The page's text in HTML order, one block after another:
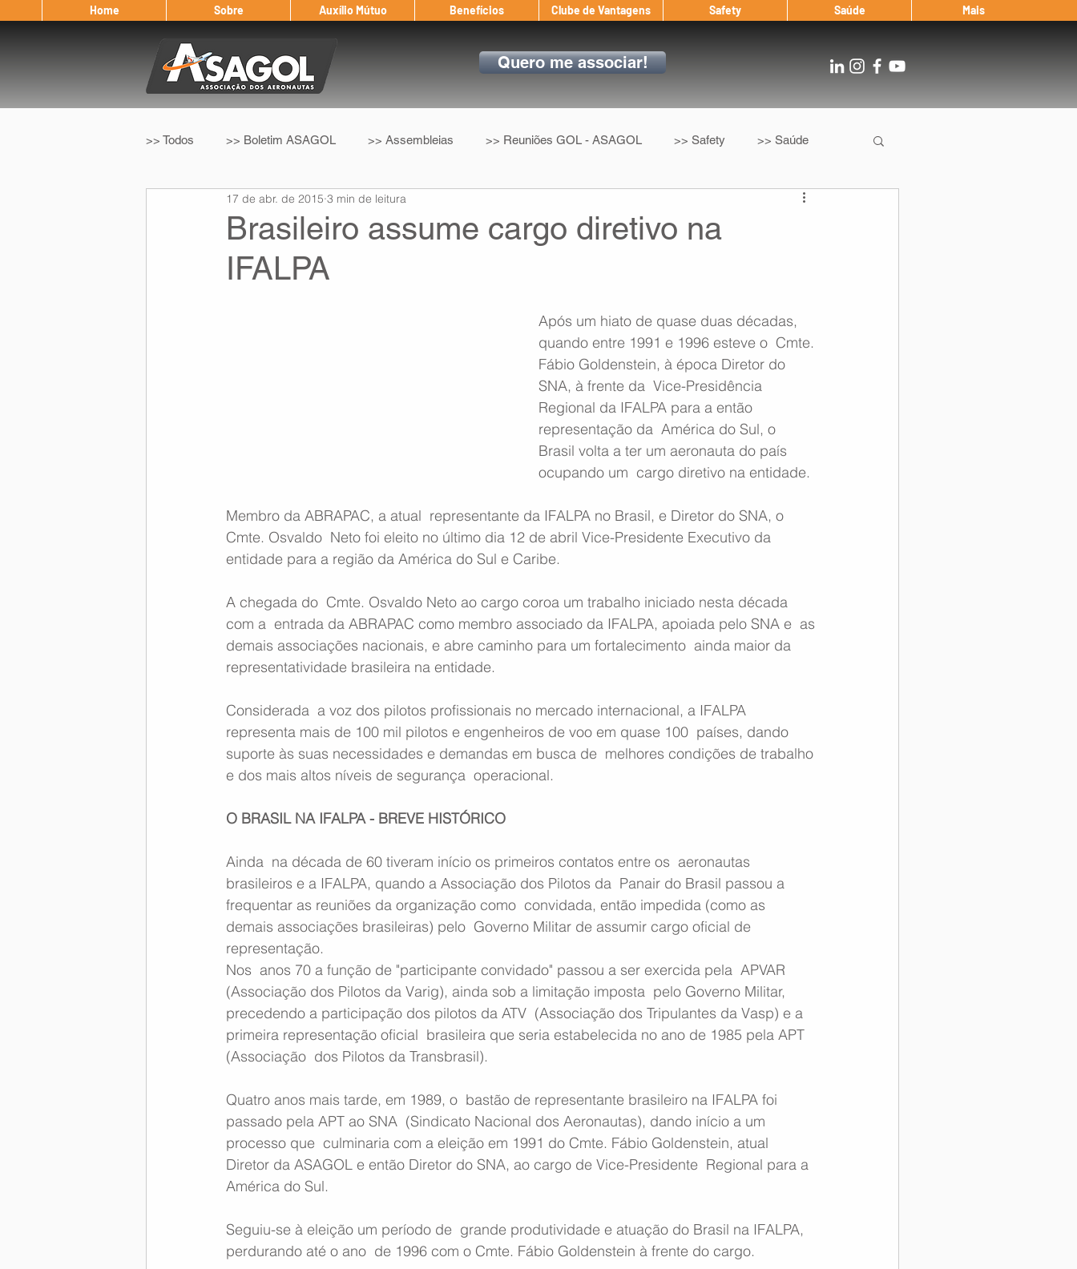
Home Sobre Auxílio Mútuo Benefícios Clube de Vantagens Safety Saúde Mais
Quero me associar!
>> Todos >> Boletim ASAGOL >> Assembleias >> Reuniões GOL - ASAGOL >> Safety >> Saúde
>> Legislação >> IFALPA >> Convenção Coletiva After Landing
Eleição ASAGOL Safety Window
Teste ICAO Fadigômetro
Brasileiro assume cargo diretivo na
IFALPA
17 de abr. de 2015 3 min de leitura
Após um hiato de quase duas décadas,
quando entre 1991 e 1996 esteve o  Cmte.
Fábio Goldenstein, à época Diretor do
SNA, à frente da  Vice-Presidência
Regional da IFALPA para a então
representação da  América do Sul, o
Brasil volta a ter um aeronauta do país
ocupando um  cargo diretivo na entidade.
Membro da ABRAPAC, a atual  representante da IFALPA no Brasil, e Diretor do SNA, o
Cmte. Osvaldo  Neto foi eleito no último dia 12 de abril Vice-Presidente Executivo da
entidade para a região da América do Sul e Caribe.
A chegada do  Cmte. Osvaldo Neto ao cargo coroa um trabalho iniciado nesta década
com a  entrada da ABRAPAC como membro associado da IFALPA, apoiada pelo SNA e  as
demais associações nacionais, e abre caminho para um fortalecimento  ainda maior da
representatividade brasileira na entidade.
Considerada  a voz dos pilotos profissionais no mercado internacional, a IFALPA
representa mais de 100 mil pilotos e engenheiros de voo em quase 100  países, dando
suporte às suas necessidades e demandas em busca de  melhores condições de trabalho
e dos mais altos níveis de segurança  operacional.
O BRASIL NA IFALPA - BREVE HISTÓRICO
Ainda  na década de 60 tiveram início os primeiros contatos entre os  aeronautas
brasileiros e a IFALPA, quando a Associação dos Pilotos da  Panair do Brasil passou a
frequentar as reuniões da organização como  convidada, então impedida (como as
demais associações brasileiras) pelo  Governo Militar de assumir cargo oficial de
representação.
Nos  anos 70 a função de "participante convidado" passou a ser exercida pela  APVAR
(Associação dos Pilotos da Varig), ainda sob a limitação imposta  pelo Governo Militar,
precedendo a participação dos pilotos da ATV  (Associação dos Tripulantes da Vasp) e a
primeira representação oficial  brasileira que seria estabelecida no ano de 1985 pela APT
(Associação  dos Pilotos da Transbrasil).
Quatro anos mais tarde, em 1989, o  bastão de representante brasileiro na IFALPA foi
passado pela APT ao SNA  (Sindicato Nacional dos Aeronautas), dando início a um
processo que  culminaria com a eleição em 1991 do Cmte. Fábio Goldenstein, atual
Diretor da ASAGOL e então Diretor do SNA, ao cargo de Vice-Presidente  Regional para a
América do Sul.
Seguiu-se à eleição um período de  grande produtividade e atuação do Brasil na IFALPA,
perdurando até o ano  de 1996 com o Cmte. Fábio Goldenstein à frente do cargo.